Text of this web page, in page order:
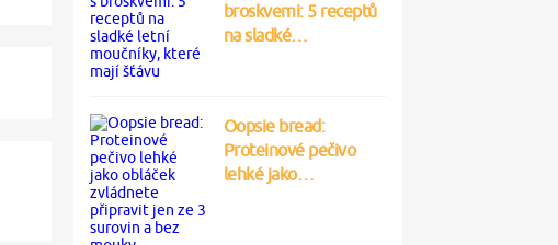
broskvemi: 5 receptů
na sladké…
Oopsie bread:
Proteinové pečivo
lehké jako…